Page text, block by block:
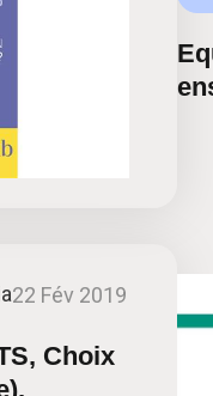
22 Fév 2019
Choix